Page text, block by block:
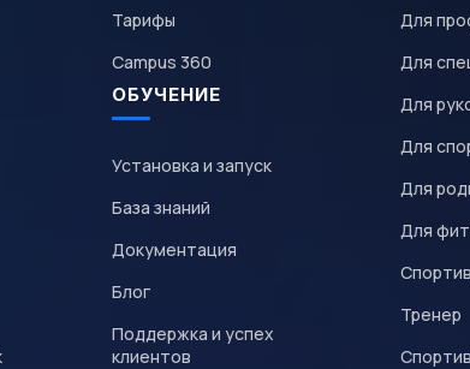
Тарифы
Campus 360
ОБУЧЕНИЕ
Установка и запуск
База знаний
Документация
Блог
Поддержка и успех
клиентов
Для
Для
Для
Для
Для
Для
Тренер